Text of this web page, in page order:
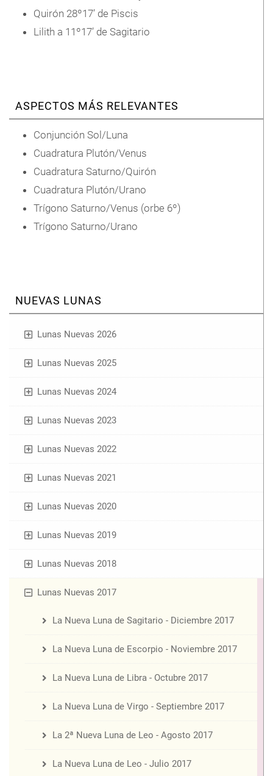
Quirón 28º17’ de Piscis
Lilith a 11º17’ de Sagitario
ASPECTOS MÁS RELEVANTES
Conjunción Sol/Luna
Cuadratura Plutón/Venus
Cuadratura Saturno/Quirón
Cuadratura Plutón/Urano
Trígono Saturno/Venus (orbe 6º)
Trígono Saturno/Urano
NUEVAS LUNAS
Lunas Nuevas 2026
Lunas Nuevas 2025
Lunas Nuevas 2024
Lunas Nuevas 2023
Lunas Nuevas 2022
Lunas Nuevas 2021
Lunas Nuevas 2020
Lunas Nuevas 2019
Lunas Nuevas 2018
Lunas Nuevas 2017
La Nueva Luna de Sagitario - Diciembre 2017
La Nueva Luna de Escorpio - Noviembre 2017
La Nueva Luna de Libra - Octubre 2017
La Nueva Luna de Virgo - Septiembre 2017
La 2ª Nueva Luna de Leo - Agosto 2017
La Nueva Luna de Leo - Julio 2017